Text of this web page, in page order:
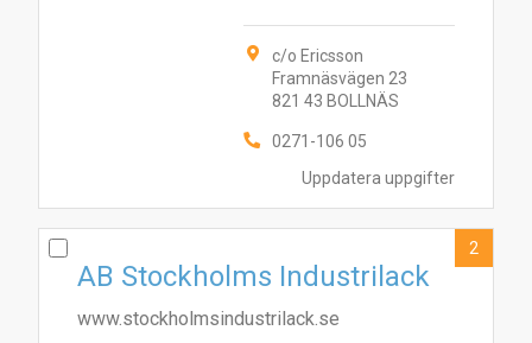
Uppdatera uppgifter
c/o Ericsson
Framnäsvägen 23
821 43 BOLLNÄS
0271-106 05
AB Stockholms Industrilack
www.stockholmsindustrilack.se
2